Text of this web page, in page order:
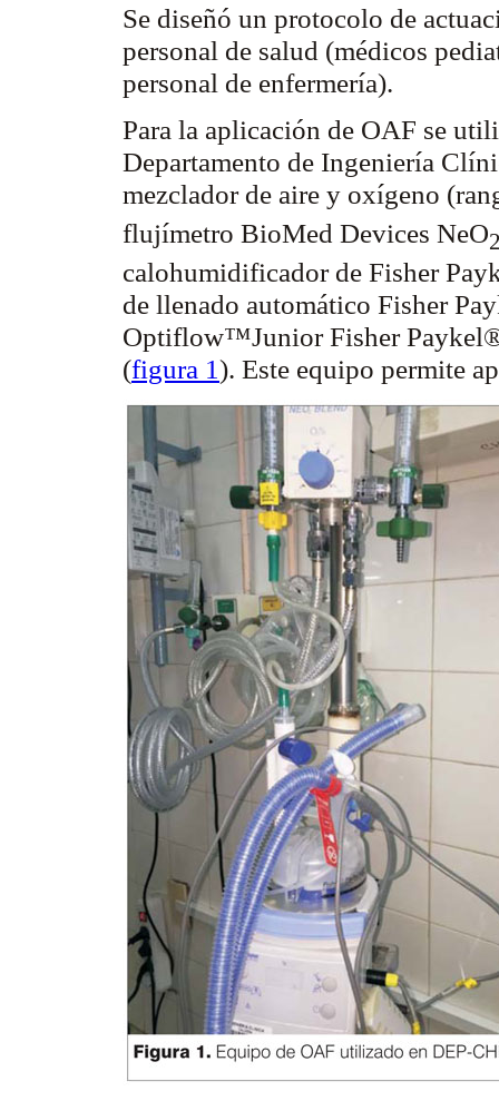
Se diseñó un protocolo de
personal de salud (médicos
personal de enfermería).
Para la aplicación de OAF se
Departamento de Ingeniería
mezclador de aire y oxígeno
flujímetro BioMed Devices NeO
calohumidificadorde Fisher
de llenado automático Fisher
Optiflow™JuniorFisherPaykel
(figura 1). Este equipo permite